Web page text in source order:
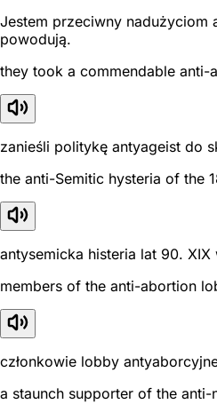
Jestem przeciwny nadużyciom
powodują.
they took a commendable anti-
zanieśli politykę antyageist do
the anti-Semitic hysteria of the
antysemicka histeria lat 90. XIX
members of the anti-abortion
członkowie lobby
a staunch supporter of the anti-